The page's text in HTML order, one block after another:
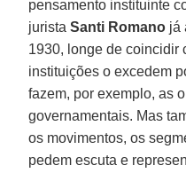
pensamento instituinte
juristaSanti Romano já
1930, longe de coincidir
instituições o excedem
fazem, por exemplo, as
governamentais. Mas
os movimentos, os
pedem escuta e